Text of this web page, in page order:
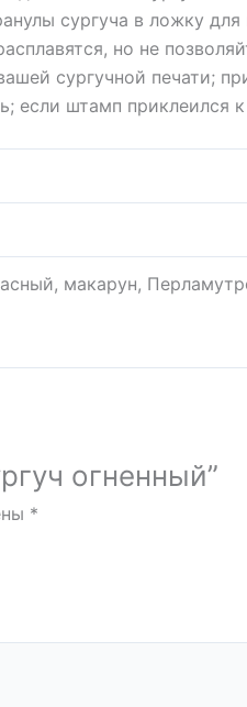
сургуча в ложку
но не
сургучной печати;
если штамп
макарун,
огненный”
*